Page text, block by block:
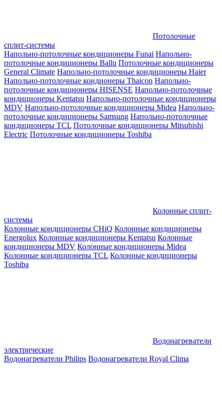
Потолочные
сплит-системы
Напольно-потолочные кондиционеры Funai Напольно-
потолочные кондиционеры Ballu Потолочные кондиционеры
General Climate Напольно-потолочные кондиционеры Haier
Напольно-потолочные кондионеры Thaicon Напольно-
потолочные кондиционеры HISENSE Напольно-потолочные
кондиционеры Kentatsu Напольно-потолочные кондиционеры
MDV Напольно-потолочные кондиционеры Midea Напольно-
потолочные кондиционеры Samsung Напольно-потолочные
кондиционеры TCL Потолочные кондиционеры Mitsubishi
Electric Потолочные кондиционеры Toshiba
Колонные сплит-
системы
Колонные кондиционеры CHiQ Колонные кондиционеры
Energolux Колонные кондиционеры Kentatsu Колонные
кондиционеры MDV Колонные кондиционеры Midea
Колонные кондиционеры TCL Колонные кондиционеры
Toshiba
Водонагреватели
электрические
Водонагреватели Philips Водонагреватели Royal Clima